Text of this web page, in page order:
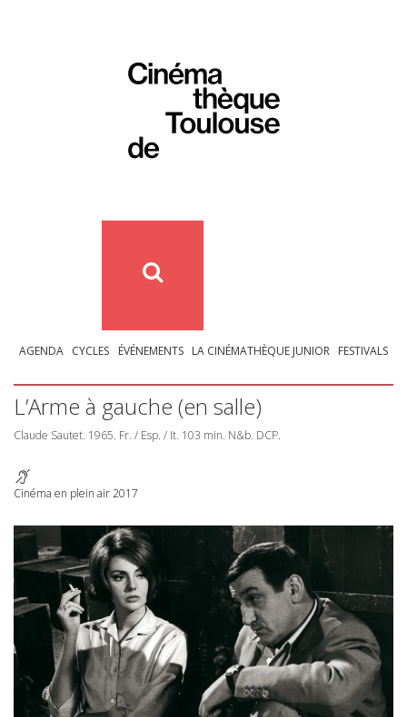
AGENDA CYCLES ÉVÉNEMENTS LA CINÉMATHÈQUE JUNIOR FESTIVALS
L’Arme à gauche (en salle)
Claude Sautet. 1965. Fr. / Esp. / It. 103 min. N&b. DCP.
Cinéma en plein air 2017